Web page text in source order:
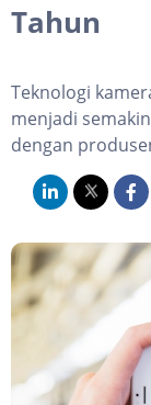
Tahun
Teknologi
menjadi
dengan